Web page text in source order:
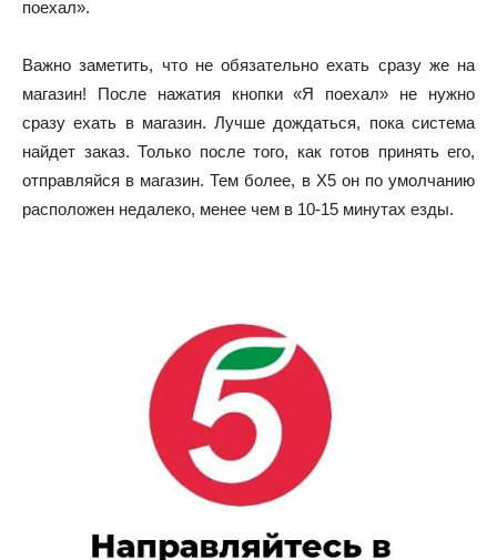
поехал».
Важно заметить, что не обязательно ехать сразу же на
магазин! После нажатия кнопки «Я поехал» не нужно
сразу ехать в магазин. Лучше дождаться, пока система
найдет заказ. Только после того, как готов принять его,
отправляйся в магазин. Тем более, в Х5 он по умолчанию
расположен недалеко, менее чем в 10-15 минутах езды.